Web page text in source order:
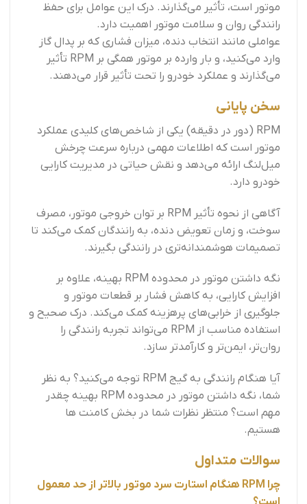
موتور است، تأثیر می‌گذارند. درک این عوامل برای حفظ
رانندگی روان و سلامت موتور اهمیت دارد.
عواملی مانند انتخاب دنده، میزان فشاری که بر پدال گاز
وارد می‌کنید، و بار وارده بر موتور همگی بر RPM تأثیر
می‌گذارند و عملکرد خودرو را تحت تأثیر قرار می‌دهند.
سخن پایانی
RPM (دور در دقیقه) یکی از شاخص‌های کلیدی عملکرد
موتور است که اطلاعات مهمی درباره سرعت چرخش
میل‌لنگ ارائه می‌دهد و نقش حیاتی در مدیریت کارایی
خودرو دارد.
آگاهی از نحوه تأثیر RPM بر توان خروجی موتور، مصرف
سوخت، و زمان تعویض دنده، به رانندگان کمک می‌کند تا
تصمیمات هوشمندانه‌تری در رانندگی بگیرند.
نگه داشتن موتور در محدوده RPM بهینه، علاوه بر
افزایش کارایی، به کاهش فشار بر قطعات موتور و
جلوگیری از خرابی‌های پرهزینه کمک می‌کند. درک صحیح و
استفاده مناسب از RPM می‌تواند تجربه رانندگی را
روان‌تر، ایمن‌تر و کارآمدتر سازد.
آیا هنگام رانندگی به گیج RPM توجه می‌کنید؟ به نظر
شما، نگه داشتن موتور در محدوده RPM بهینه چقدر
مهم است؟ منتظر نظرات شما در بخش کامنت ها
هستیم.
سوالات متداول
چرا RPM هنگام استارت سرد موتور بالاتر از حد معمول